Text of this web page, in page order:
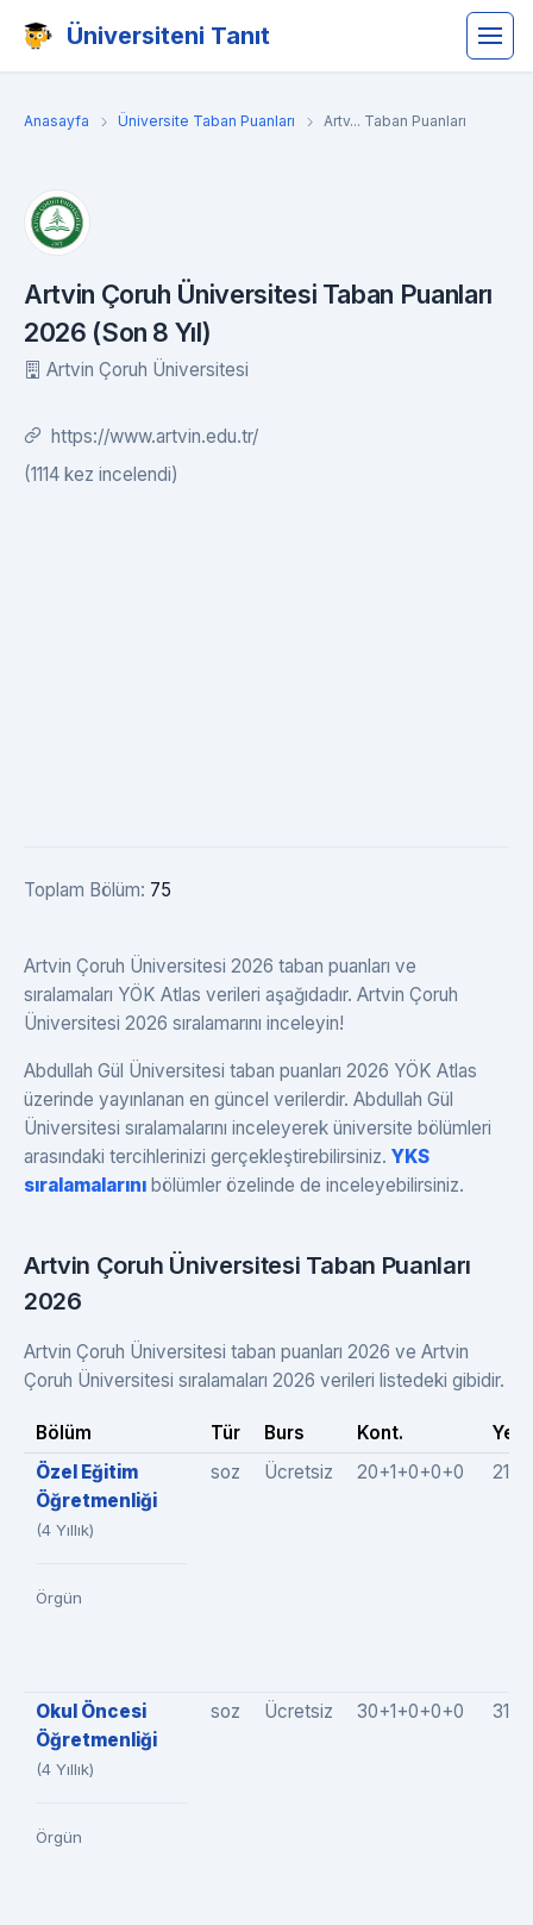
Üniversiteni Tanıt
Anasayfa Üniversite Taban Puanları Artv... Taban Puanları
Artvin Çoruh Üniversitesi Taban Puanları
2026 (Son 8 Yıl)
Artvin Çoruh Üniversitesi
https://www.artvin.edu.tr/
(1114 kez incelendi)
Toplam Bölüm: 75
Artvin Çoruh Üniversitesi 2026 taban puanları ve
sıralamaları YÖK Atlas verileri aşağıdadır. Artvin Çoruh
Üniversitesi 2026 sıralamarını inceleyin!
Abdullah Gül Üniversitesi taban puanları 2026 YÖK Atlas
üzerinde yayınlanan en güncel verilerdir. Abdullah Gül
Üniversitesi sıralamalarını inceleyerek üniversite bölümleri
arasındaki tercihlerinizi gerçekleştirebilirsiniz. YKS
sıralamalarını bölümler özelinde de inceleyebilirsiniz.
Artvin Çoruh Üniversitesi Taban Puanları
2026
Artvin Çoruh Üniversitesi taban puanları 2026 ve Artvin
Çoruh Üniversitesi sıralamaları 2026 verileri listedeki gibidir.
Bölüm Tür Burs Kont.
Yer.
Özel Eğitim
Öğretmenliği
(4 Yıllık)
Örgün
soz Ücretsiz 20+1+0+0+0
Okul Öncesi
Öğretmenliği
(4 Yıllık)
Örgün
soz Ücretsiz 30+1+0+0+0